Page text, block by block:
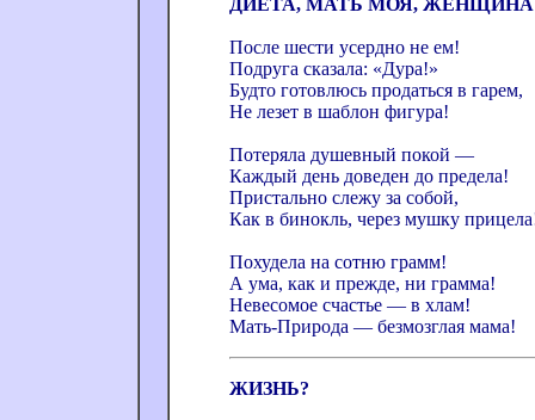
ДИЕТА, МАТЬ МОЯ,
После шести усердно не ем!
Подруга сказала: «Дура!»
Будто готовлюсь продаться в гарем,
Не лезет в шаблон фигура!
Потеряла душевный покой —
Каждый день доведен до предела!
Пристально слежу за собой,
Как в бинокль, через мушку
Похудела на сотню грамм!
А ума, как и прежде, ни грамма!
Невесомое счастье — в хлам!
Мать-Природа — безмозглая мама!
ЖИЗНЬ?